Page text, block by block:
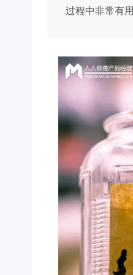
过程中非常有